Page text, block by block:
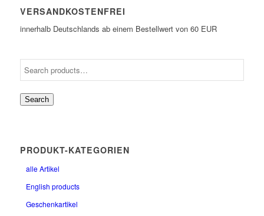
VERSANDKOSTENFREI
innerhalb Deutschlands ab einem Bestellwert von 60 EUR
Search
PRODUKT-KATEGORIEN
alle Artikel
English products
Geschenkartikel